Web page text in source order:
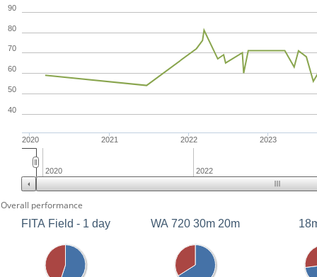
2020 2021 2022 2023
40
50
60
70
80
90
2020 2022
Overall performance
FITA Field - 1 day
WA 720 30m 20m